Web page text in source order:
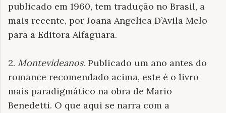
publicado em 1960, tem tradução no Brasil, a
mais recente, por Joana Angelica D’Avila Melo
para a Editora Alfaguara.
2. Montevideanos. Publicado um ano antes do
romance recomendado acima, este é o livro
mais paradigmático na obra de Mario
Benedetti. O que aqui se narra com a